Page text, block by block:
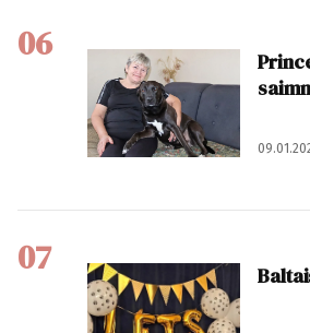
06
07